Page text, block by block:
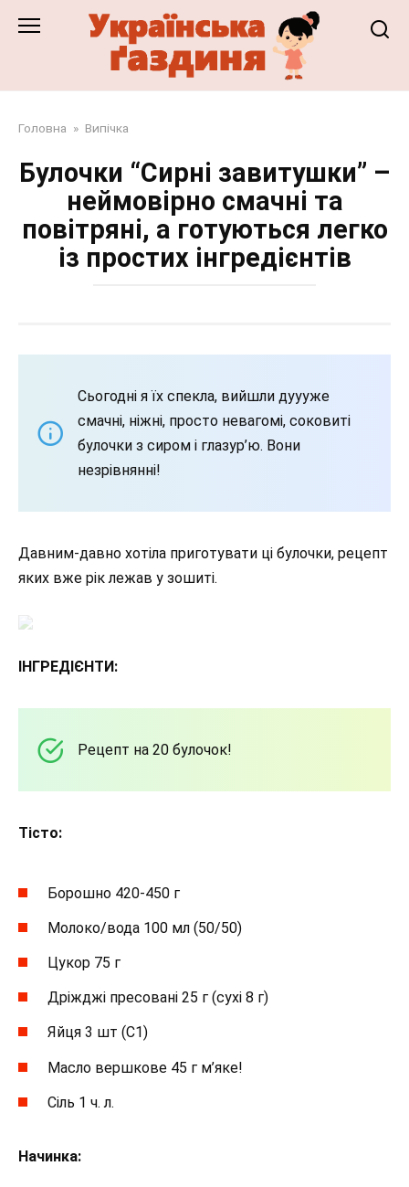
Головна » Випічка
Булочки “Сирні завитушки” –
неймовірно смачні та
повітряні, а готуються легко
із простих інгредієнтів
Сьогодні я їх спекла, вийшли дуууже
смачні, ніжні, просто невагомі, соковиті
булочки з сиром і глазур’ю. Вони
незрівнянні!
Давним-давно хотіла приготувати ці булочки, рецепт
яких вже рік лежав у зошиті.
ІНГРЕДІЄНТИ:
Рецепт на 20 булочок!
Тісто:
Борошно 420-450 г
Молоко/вода 100 мл (50/50)
Цукор 75 г
Дріжджі пресовані 25 г (сухі 8 г)
Яйця 3 шт (С1)
Масло вершкове 45 г м’яке!
Сіль 1 ч. л.
Начинка: